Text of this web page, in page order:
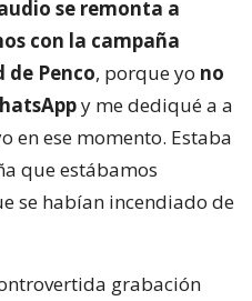
se remonta a
con la campaña
Penco, porque yo no
y me dediqué a a
en ese momento. Estaba
que estábamos
se habían incendiado de
grabación